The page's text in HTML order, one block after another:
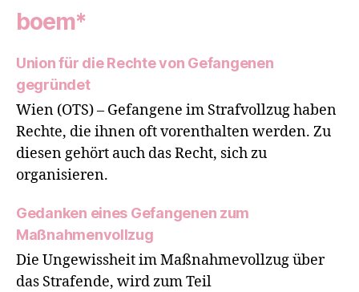
boem*
Union für die Rechte von Gefangenen
gegründet
Wien (OTS) – Gefangene im Strafvollzug haben
Rechte, die ihnen oft vorenthalten werden. Zu
diesen gehört auch das Recht, sich zu
organisieren.
Gedanken eines Gefangenen zum
Maßnahmenvollzug
Die Ungewissheit im Maßnahmevollzug über
das Strafende, wird zum Teil